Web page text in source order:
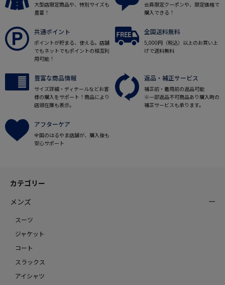
大型店限定商品や、特別サイズも
豊富！
会員限定クーポンや、限定価格で
購入できる！
共通ポイント
ポイントが貯まる、使える。店舗
でもネットでもポイントの相互利
用可能！
全国送料無料
5,000円（税込）以上のお買い上
げで送料無料
豊富な商品情報
サイズ詳細・ディテールなどお客
様の購入をサポート！商品により
店頭在庫も表示。
返品・補正サービス
補正前・着用前の返品可能
※一部返品不可商品あり購入時の
補正サービスも承ります。
アフターケア
全国のはるやま店舗が、購入後も
安心サポート
カテゴリー
メンズ
スーツ
ジャケット
コート
スラックス
アイシャツ